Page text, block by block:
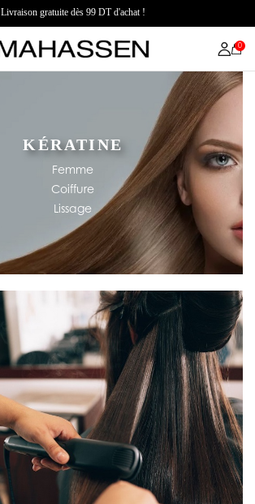
Livraison gratuite dès 99 DT d'achat !
0
KÉRATINE
Femme
Coiffure
Lissage